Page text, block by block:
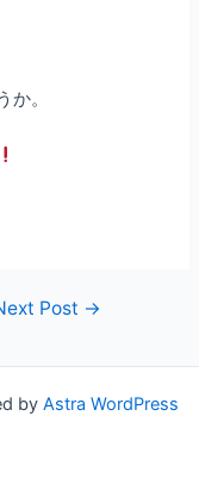
か。
Post →
by Astra WordPress